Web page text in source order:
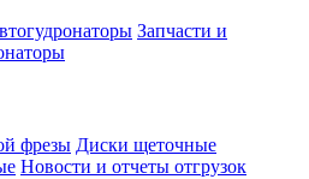
Запчасти и
фрезы Диски щеточные
Новости и отчеты отгрузок